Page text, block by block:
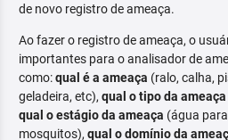
de novo registro de ameaça.
Ao fazer o registro de ameaça, o
importantes para o analisador de
como:qual é a ameaça (ralo, calha,
geladeira, etc), qual o tipo da ameaça
qual o estágio da ameaça (água
mosquitos), qual o domínio da